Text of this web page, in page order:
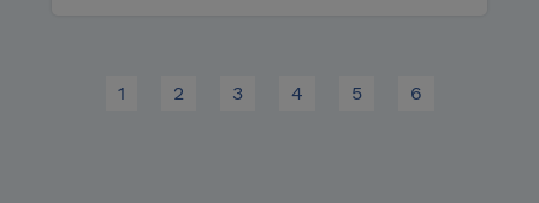
1 2 3 4 5 6